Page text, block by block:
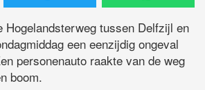
Hogelandsterweg tussen Delfzijl en
een eenzijdig ongeval
personenauto raakte van de weg
boom.